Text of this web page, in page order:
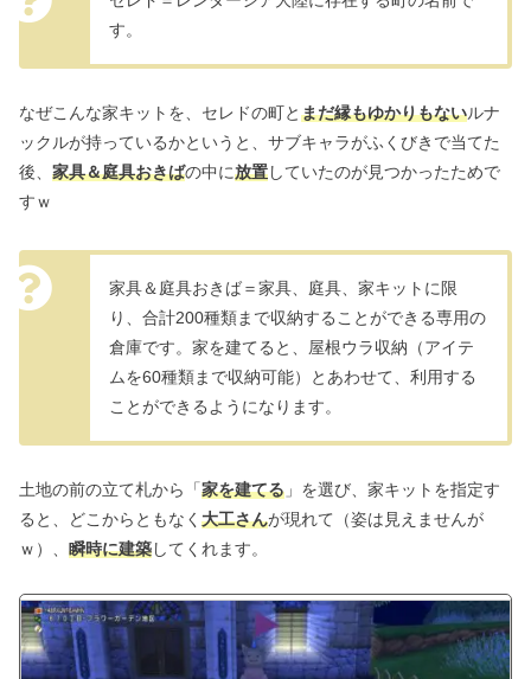
す。
なぜこんな家キットを、セレドの町とまだ縁もゆかりもないルナ
ックルが持っているかというと、サブキャラがふくびきで当てた
後、 家具＆庭具おきばの中に放置していたのが見つかったためで
すｗ
家具＆庭具おきば＝家具、庭具、家キットに限
り、合計200種類まで収納することができる専用の
倉庫です。家を建てると、屋根ウラ収納（アイテ
ムを60種類まで収納可能）とあわせて、利用する
ことができるようになります。
土地の前の立て札から「家を建てる 」を選び、家キットを指定す
ると、どこからともなく 大工さんが現れて（姿は見えませんが
ｗ）、 瞬時に建築してくれます。